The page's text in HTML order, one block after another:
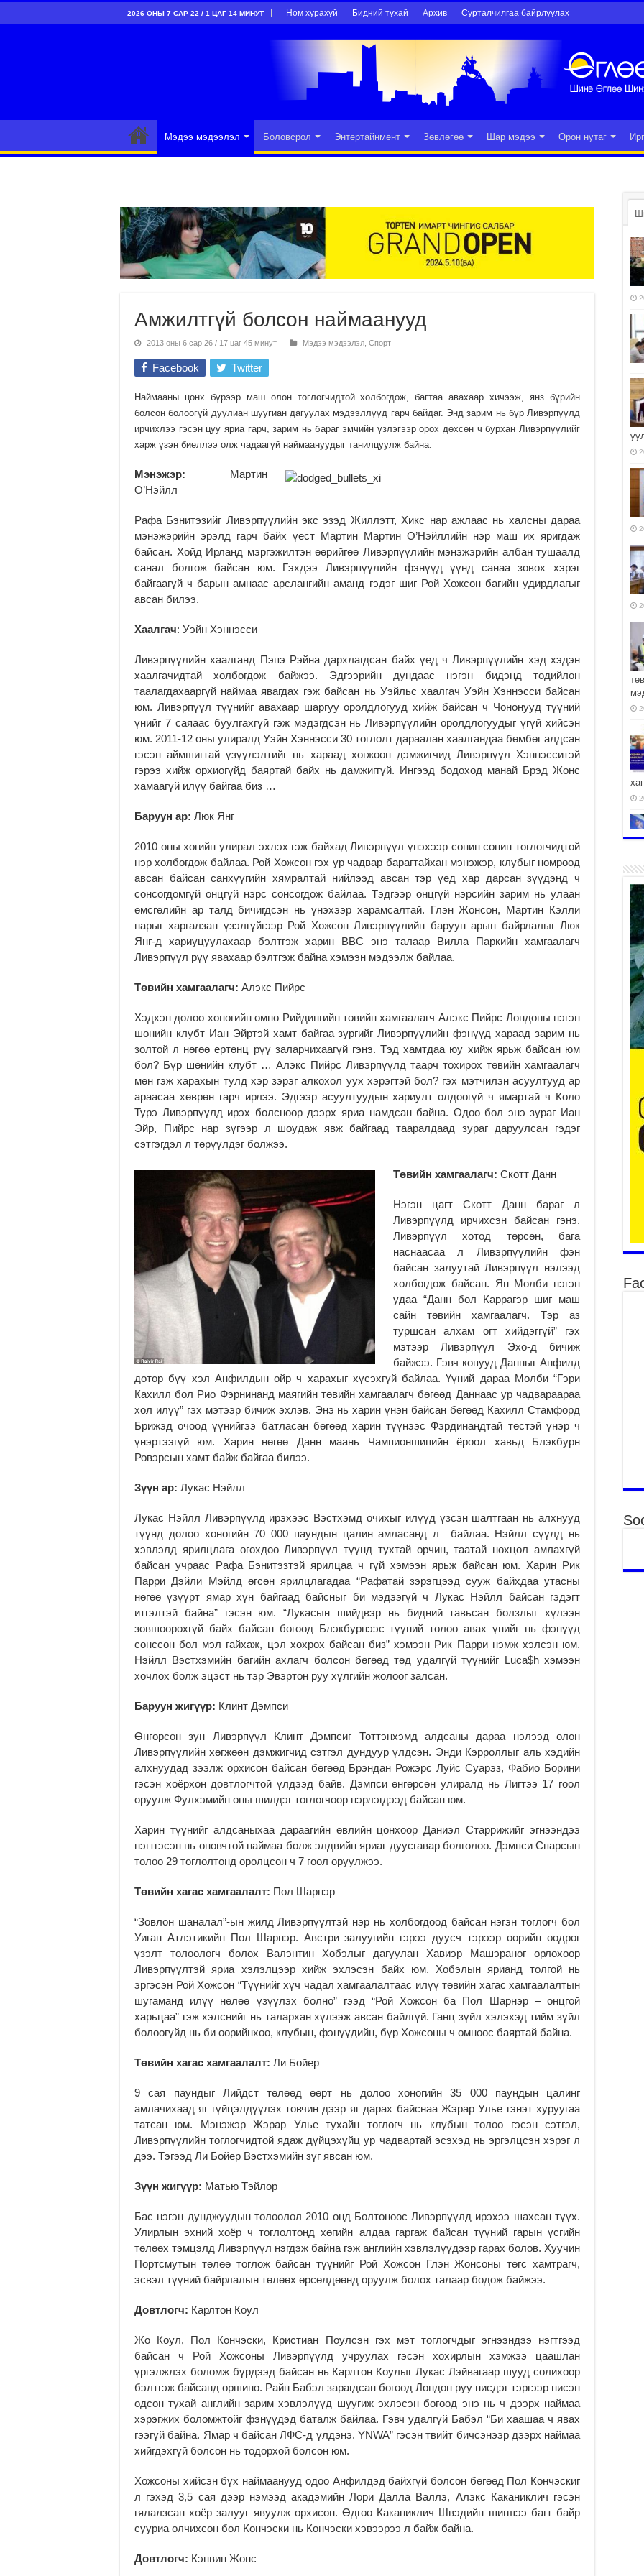
2026 ОНЫ 7 САР 22 / 1 ЦАГ 14 МИНУТ Ном хурахуй Бидний тухай Архив Сурталчилгаа байрлуулах
Мэдээ мэдээлэл Боловсрол Энтертайнмент Зөвлөгөө Шар мэдээ Орон нутаг
Амжилтгүй болсон наймаанууд
2013 оны 6 сар 26 / 17 цаг 45 минут Мэдээ мэдээлэл Спорт
Facebook Twitter
Наймааны цонх бүрээр маш олон тоглогчидтой холбогдож, багтаа авахаар хичээж, янз бүрийн
болсон болоогүй дуулиан шуугиан дагуулах мэдээллүүд гарч байдаг. Энд зарим нь бүр Ливэрпүүлд
ирчихлээ гэсэн цуу яриа гарч, зарим нь бараг эмчийн үзлэгээр орох дөхсөн ч бурхан Ливэрпүүлийг
харж үзэн биеллээ олж чадаагүй наймаануудыг танилцуулж байна.
Мэнэжэр: Мартин
О’Нэйлл
Рафа Бэнитэзийг Ливэрпүүлийн экс эзэд Жиллэтт, Хикс нар ажлаас нь халсны дараа
мэнэжэрийн эрэлд гарч байх үест Мартин Мартин О’Нэйллийн нэр маш их яригдаж
байсан. Хойд Ирланд мэргэжилтэн өөрийгөө Ливэрпүүлийн мэнэжэрийн албан тушаалд
санал болгож байсан юм. Гэхдээ Ливэрпүүлийн фэнүүд үүнд санаа зовох хэрэг
байгаагүй ч барын амнаас арслангийн аманд гэдэг шиг Рой Хожсон багийн удирдлагыг
авсан билээ.
Хаалгач: Уэйн Хэннэсси
Ливэрпүүлийн хаалганд Пэпэ Рэйна дархлагдсан байх үед ч Ливэрпүүлийн хэд хэдэн
хаалгачидтай холбогдож байжээ. Эдгээрийн дундаас нэгэн бидэнд төдийлөн
таалагдахааргүй наймаа явагдах гэж байсан нь Уэйльс хаалгач Уэйн Хэннэсси байсан
юм. Ливэрпүүл түүнийг авахаар шаргуу оролдлогууд хийж байсан ч Чононууд түүний
үнийг 7 саяаас буулгахгүй гэж мэдэгдсэн нь Ливэрпүүлийн оролдлогуудыг үгүй хийсэн
юм. 2011-12 оны улиралд Уэйн Хэннэсси 30 тоглолт дараалан хаалгандаа бөмбөг алдсан
гэсэн аймшигтай үзүүлэлтийг нь хараад хөгжөөн дэмжигчид Ливэрпүүл Хэннэсситэй
гэрээ хийж орхиогүйд баяртай байх нь дамжиггүй. Ингээд бодоход манай Брэд Жонс
хамаагүй илүү байгаа биз …
Баруун ар: Люк Янг
2010 оны хогийн улирал эхлэх гэж байхад Ливэрпүүл үнэхээр сонин сонин тоглогчидтой
нэр холбогдож байлаа. Рой Хожсон гэх ур чадвар барагтайхан мэнэжэр, клубыг нөмрөөд
авсан байсан санхүүгийн хямралтай нийлээд авсан тэр үед хар дарсан зүүдэнд ч
сонсогдомгүй онцгүй нэрс сонсогдож байлаа. Тэдгээр онцгүй нэрсийн зарим нь улаан
өмсгөлийн ар талд бичигдсэн нь үнэхээр харамсалтай. Глэн Жонсон, Мартин Кэлли
нарыг харгалзан үзэлгүйгээр Рой Хожсон Ливэрпүүлийн баруун арын байрлалыг Люк
Янг-д хариуцуулахаар бэлтгэж харин BBC энэ талаар Вилла Паркийн хамгаалагч
Ливэрпүүл рүү явахаар бэлтгэж байна хэмээн мэдээлж байлаа.
Төвийн хамгаалагч: Алэкс Пийрс
Хэдхэн долоо хоногийн өмнө Рийдингийн төвийн хамгаалагч Алэкс Пийрс Лондоны нэгэн
шөнийн клубт Иан Эйртэй хамт байгаа зургийг Ливэрпүүлийн фэнүүд хараад зарим нь
золтой л нөгөө ертөнц рүү заларчихаагүй гэнэ. Тэд хамтдаа юу хийж ярьж байсан юм
бол? Бүр шөнийн клубт … Алэкс Пийрс Ливэрпүүлд таарч тохирох төвийн хамгаалагч
мөн гэж харахын тулд хэр зэрэг алкохол уух хэрэгтэй бол? гэх мэтчилэн асуултууд ар
араасаа хөврөн гарч ирлээ. Эдгээр асуултуудын хариулт олдоогүй ч ямартай ч Коло
Турэ Ливэрпүүлд ирэх болсноор дээрх яриа намдсан байна. Одоо бол энэ зураг Иан
Эйр, Пийрс нар зүгээр л шоудаж явж байгаад тааралдаад зураг даруулсан гэдэг
сэтгэгдэл л төрүүлдэг болжээ.
Төвийн хамгаалагч: Скотт Данн
Нэгэн цагт Скотт Данн бараг л
Ливэрпүүлд ирчихсэн байсан гэнэ.
Ливэрпүүл хотод төрсөн, бага
наснаасаа л Ливэрпүүлийн фэн
байсан залуутай Ливэрпүүл нэлээд
холбогдож байсан. Ян Молби нэгэн
удаа “Данн бол Каррагэр шиг маш
сайн төвийн хамгаалагч. Тэр аз
туршсан алхам огт хийдэггүй” гэх
мэтээр Ливэрпүүл Эхо-д бичиж
байжээ. Гэвч копууд Данныг Анфилд
дотор бүү хэл Анфилдын ойр ч харахыг хүсэхгүй байлаа. Үүний дараа Молби “Гэри
Кахилл бол Рио Фэрнинанд маягийн төвийн хамгаалагч бөгөөд Даннаас ур чадвараараа
хол илүү” гэх мэтээр бичиж эхлэв. Энэ нь харин үнэн байсан бөгөөд Кахилл Стамфорд
Брижэд очоод үүнийгээ батласан бөгөөд харин түүнээс Фэрдинандтай төстэй үнэр ч
үнэртээгүй юм. Харин нөгөө Данн маань Чампионшипийн ёроол хавьд Блэкбурн
Ровэрсын хамт байж байгаа билээ.
Зүүн ар: Лукас Нэйлл
Лукас Нэйлл Ливэрпүүлд ирэхээс Вэстхэмд очихыг илүүд үзсэн шалтгаан нь алхнууд
түүнд долоо хоногийн 70 000 паундын цалин амласанд л байлаа. Нэйлл сүүлд нь
хэвлэлд ярилцлага өгөхдөө Ливэрпүүл түүнд тухтай орчин, таатай нөхцөл амлахгүй
байсан учраас Рафа Бэнитэзтэй ярилцаа ч гүй хэмээн ярьж байсан юм. Харин Рик
Парри Дэйли Мэйлд өгсөн ярилцлагадаа “Рафатай зэрэгцээд сууж байхдаа утасны
нөгөө үзүүрт ямар хүн байгаад байсныг би мэдээгүй ч Лукас Нэйлл байсан гэдэгт
итгэлтэй байна” гэсэн юм. “Лукасын шийдвэр нь бидний тавьсан болзлыг хүлээн
зөвшөөрөхгүй байх байсан бөгөөд Блэкбурнээс түүний төлөө авах үнийг нь фэнүүд
сонссон бол мэл гайхаж, цэл хөхрөх байсан биз” хэмээн Рик Парри нэмж хэлсэн юм.
Нэйлл Вэстхэмийн багийн ахлагч болсон бөгөөд төд удалгүй түүнийг Luca$h хэмээн
хочлох болж эцэст нь тэр Эвэртон руу хүлгийн жолоог залсан.
Баруун жигүүр: Клинт Дэмпси
Өнгөрсөн зун Ливэрпүүл Клинт Дэмпсиг Тоттэнхэмд алдсаны дараа нэлээд олон
Ливэрпүүлийн хөгжөөн дэмжигчид сэтгэл дундуур үлдсэн. Энди Кэрроллыг аль хэдийн
алхнуудад зээлж орхисон байсан бөгөөд Брэндан Рожэрс Луйс Суарэз, Фабио Борини
гэсэн хоёрхон довтлогчтой үлдээд байв. Дэмпси өнгөрсөн улиралд нь Лигтээ 17 гоол
оруулж Фулхэмийн оны шилдэг тоглогчоор нэрлэгдээд байсан юм.
Харин түүнийг алдсаныхаа дараагийн өвлийн цонхоор Даниэл Старрижийг эгнээндээ
нэгтгэсэн нь оновчтой наймаа болж элдвийн яриаг дуусгавар болголоо. Дэмпси Спарсын
төлөө 29 тоглолтонд оролцсон ч 7 гоол оруулжээ.
Төвийн хагас хамгаалалт: Пол Шарнэр
“Зовлон шаналал”-ын жилд Ливэрпүүлтэй нэр нь холбогдоод байсан нэгэн тоглогч бол
Уиган Атлэтикийн Пол Шарнэр. Австри залуугийн гэрээ дуусч тэрээр өөрийн өөдрөг
үзэлт төлөөлөгч болох Валэнтин Хобэлыг дагуулан Хавиэр Машэраног орлохоор
Ливэрпүүлтэй яриа хэлэлцээр хийж эхлэсэн байх юм. Хобэлын ярианд толгой нь
эргэсэн Рой Хожсон “Түүнийг хүч чадал хамгаалалтаас илүү төвийн хагас хамгаалалтын
шугаманд илүү нөлөө үзүүлэх болно” гээд “Рой Хожсон ба Пол Шарнэр – онцгой
харьцаа” гэж хэлснийг нь талархан хүлээж авсан байлгүй. Ганц зүйл хэлэхэд тийм зүйл
болоогүйд нь би өөрийнхөө, клубын, фэнүүдийн, бүр Хожсоны ч өмнөөс баяртай байна.
Төвийн хагас хамгаалалт: Ли Бойер
9 сая паундыг Лийдст төлөөд өөрт нь долоо хоногийн 35 000 паундын цалинг
амлачихаад яг гүйцэлдүүлэх товчин дээр яг дарах байснаа Жэрар Улье гэнэт хуруугаа
татсан юм. Мэнэжэр Жэрар Улье тухайн тоглогч нь клубын төлөө гэсэн сэтгэл,
Ливэрпүүлийн тоглогчидтой ядаж дүйцэхүйц ур чадвартай эсэхэд нь эргэлцсэн хэрэг л
дээ. Тэгээд Ли Бойер Вэстхэмийн зүг явсан юм.
Зүүн жигүүр: Матью Тэйлор
Бас нэгэн дунджуудын төлөөлөл 2010 онд Болтоноос Ливэрпүүлд ирэхээ шахсан түүх.
Улирлын эхний хоёр ч тоглолтонд хөгийн алдаа гаргаж байсан түүний гарын үсгийн
төлөөх тэмцэлд Ливэрпүүл нэгдэж байна гэж английн хэвлэлүүдээр гарах болов. Хуучин
Портсмутын төлөө тоглож байсан түүнийг Рой Хожсон Глэн Жонсоны төгс хамтрагч,
эсвэл түүний байрлалын төлөөх өрсөлдөөнд оруулж болох талаар бодож байжээ.
Довтлогч: Карлтон Коул
Жо Коул, Пол Кончэски, Кристиан Поулсэн гэх мэт тоглогчдыг эгнээндээ нэгтгээд
байсан ч Рой Хожсоны Ливэрпүүлд учруулах гэсэн хохирлын хэмжээ цаашлан
үргэлжлэх боломж бүрдээд байсан нь Карлтон Коулыг Лукас Лэйвагаар шууд солихоор
бэлтгэж байсанд оршино. Райн Бабэл зарагдсан бөгөөд Лондон руу нисдэг тэргээр нисэн
одсон тухай английн зарим хэвлэлүүд шуугиж эхлэсэн бөгөөд энэ нь ч дээрх наймаа
хэрэгжих боломжтойг фэнүүдэд баталж байлаа. Гэвч удалгүй Бабэл “Би хаашаа ч явах
гээгүй байна. Ямар ч байсан ЛФС-д үлдэнэ. YNWA” гэсэн твийт бичсэнээр дээрх наймаа
хийгдэхгүй болсон нь тодорхой болсон юм.
Хожсоны хийсэн бүх наймаанууд одоо Анфилдэд байхгүй болсон бөгөөд Пол Кончэскиг
л гэхэд 3,5 сая дээр нэмээд акадэмийн Лори Далла Валлэ, Алэкс Каканиклич гэсэн
гялалзсан хоёр залууг явуулж орхисон. Өдгөө Каканиклич Швэдийн шигшээ багт байр
сууриа олчихсон бол Кончэски нь Кончэски хэвээрээ л байж байна.
Довтлогч: Кэнвин Жонс